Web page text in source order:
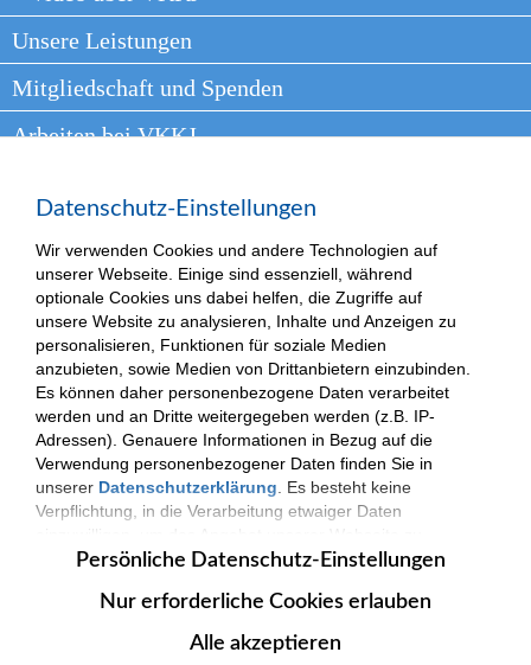
Unsere Leistungen
Mitgliedschaft und Spenden
Arbeiten bei VKKJ
(c) 2025| VKKJ - Verantwortung und Kompetenz für besondere Kinder und
Jugendliche.
Impressum | Datenschutzerklärung
Datenschutz-Einstellungen
Wir verwenden Cookies und andere Technologien auf
unserer Webseite. Einige sind essenziell, während
optionale Cookies uns dabei helfen, die Zugriffe auf
unsere Website zu analysieren, Inhalte und Anzeigen zu
personalisieren, Funktionen für soziale Medien
anzubieten, sowie Medien von Drittanbietern einzubinden.
Es können daher personenbezogene Daten verarbeitet
werden und an Dritte weitergegeben werden (z.B. IP-
Adressen). Genauere Informationen in Bezug auf die
Verwendung personenbezogener Daten finden Sie in
unserer Datenschutzerklärung . Es besteht keine
Verpflichtung, in die Verarbeitung etwaiger Daten
nutzen. Die Datenverarbeitung erfolgt nur nach
persönlichen Datenschutz-Einstellungen widerrufen
Persönliche Datenschutz-Einstellungen
Nur erforderliche Cookies erlauben
Alle akzeptieren